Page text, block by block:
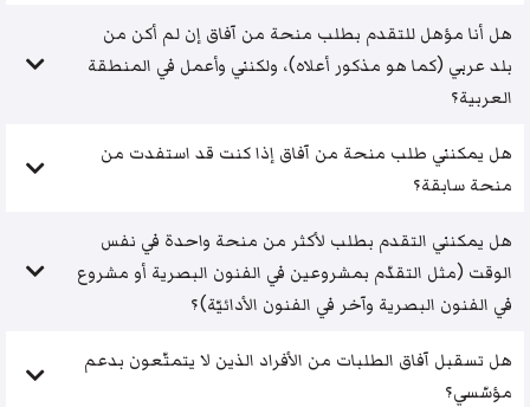
هل أنا مؤهل للتقدم بطلب منحة من آفاق إن لم أكن من
بلد عربي (كما هو مذكور أعلاه)، ولكنني وأعمل في المنطقة
العربية؟
هل يمكنني طلب منحة من آفاق إذا كنت قد استفدت من
منحة سابقة؟
هل يمكنني التقدم بطلب لأكثر من منحة واحدة في نفس
الوقت (مثل التقدّم بمشروعين في الفنون البصرية أو مشروع
في الفنون البصرية وآخر في الفنون الأدائيّة)؟
هل تسقبل آفاق الطلبات من الأفراد الذين لا يتمتّعون بدعم
مؤسّسي؟